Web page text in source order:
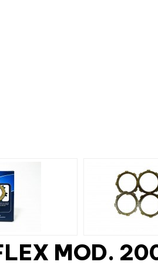
MOD.